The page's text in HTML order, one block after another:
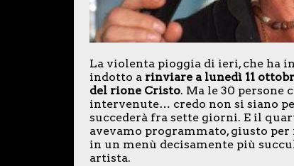
La violenta pioggia di ieri, che ha
indotto a rinviare a lunedì 11
del rione Cristo. Ma le 30 persone
intervenute… credo non si siano
succederà fra sette giorni. E il
avevamo programmato, giusto
in un menù decisamente più
artista.